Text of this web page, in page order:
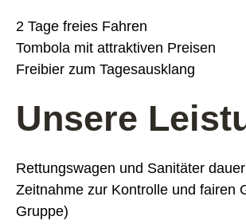
2 Tage freies Fahren
Tombola mit attraktiven Preisen
Freibier zum Tagesausklang
Unsere
Rettungswagen und Sanitäter
Zeitnahme zur Kontrolle und fairen
Gruppe)